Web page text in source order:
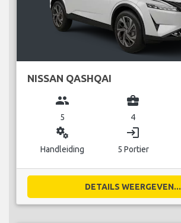
NISSAN QASHQAI
group
5
business_center
4
miscellaneous_services
Handleiding
login
5 Portier
DETAILS WEERGEVEN...